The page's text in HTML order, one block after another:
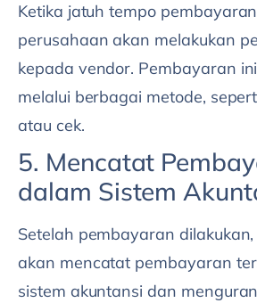
Ketika jatuh tempo
perusahaan akan melakukan
kepada vendor. Pembayaran
melalui berbagai metode,
atau cek.
5. Mencatat
dalam Sistem
Setelah pembayaran
akan mencatat pembayaran
sistem akuntansi dan